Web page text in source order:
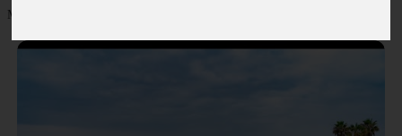
Mostrando 1 - 24 de 502 artículos